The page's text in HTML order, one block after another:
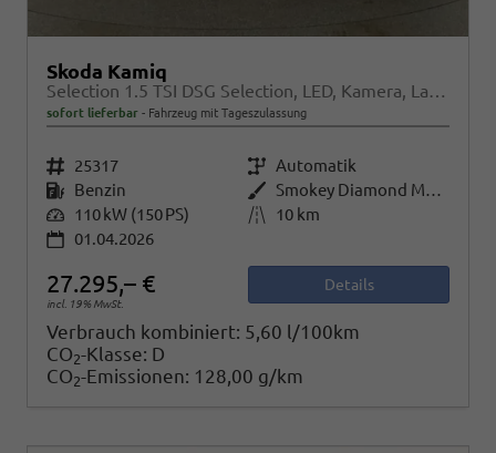
Skoda Kamiq
Selection 1.5 TSI DSG Selection, LED, Kamera, Ladeboden, Winter
sofort lieferbar Fahrzeug mit Tageszulassung
Fahrzeugnr. 25317 Getriebe Automatik
Kraftstoff Benzin Außenfarbe
Smokey Diamond Metallic
Leistung 110 kW (150 PS) Kilometerstand
10 km
01.04.2026
27.295,– €
incl. 19% MwSt.
Details
Verbrauch kombiniert: 5,60 l/100km
CO2-Klasse: D
CO2-Emissionen: 128,00 g/km